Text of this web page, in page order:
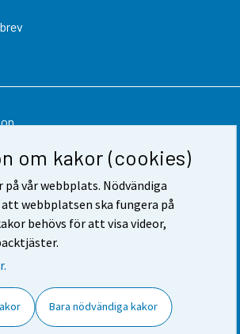
om kakor (cookies)
på vår webbplats. Nödvändiga
webbplatsen ska fungera på
behövs för att visa videor,
Bara nödvändiga kakor